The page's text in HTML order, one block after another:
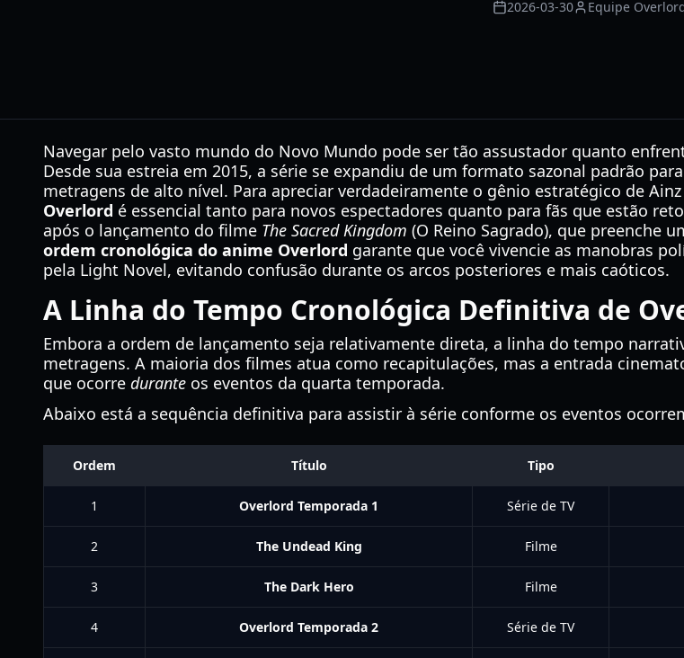
2026-03-30 Equipe
Navegar pelo vasto mundo do Novo Mundo pode ser tão assustador quanto
Desde sua estreia em 2015, a série se expandiu de um formato sazonal padrão
metragens de alto nível. Para apreciar verdadeiramente o gênio estratégico de
Overlord é essencial tanto para novos espectadores quanto para fãs que estão
após o lançamento do filme The Sacred Kingdom (O Reino Sagrado), que preenche
ordem cronológica do anime Overlord garante que você vivencie as manobras
pela Light Novel, evitando confusão durante os arcos posteriores e mais caóticos.
A Linha do Tempo Cronológica Definitiva de
Embora a ordem de lançamento seja relativamente direta, a linha do tempo
metragens. A maioria dos filmes atua como recapitulações, mas a entrada
que ocorre durante os eventos da quarta temporada.
Abaixo está a sequência definitiva para assistir à série conforme os eventos
Ordem Título Tipo
1 Overlord Temporada 1 Série de TV
2 The Undead King Filme
3 The Dark Hero Filme
4 Overlord Temporada 2 Série de TV